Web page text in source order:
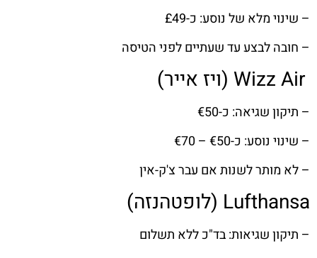
– שינוי מלא של נוסע: כ-£49
– חובה לבצע עד שעתיים לפני הטיסה
– תיקון שגיאה: כ-€50
– שינוי נוסע: כ-€50 – €70
– לא מותר לשנות אם עבר צ'ק-אין
Lufthansa (לופטהנזה)
– תיקון שגיאות: בד"כ ללא תשלום